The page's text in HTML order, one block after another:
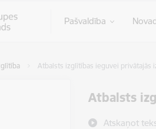
Pašvaldība
Atbalsts izglītības ieguvei privātajās
Atbalsts
Atskaņot